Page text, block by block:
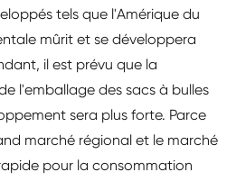
tels que l'Amérique du
mûrit et se développera
il est prévu que la
l'emballage des sacs à bulles
sera plus forte. Parce
marché régional et le marché
pour la consommation